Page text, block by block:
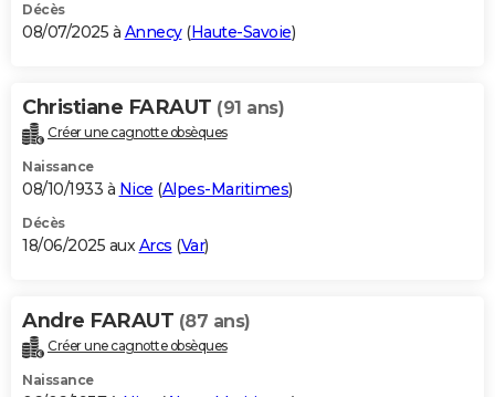
Décès
08/07/2025 à Annecy(Haute-Savoie)
Christiane FARAUT (91 ans)
Créer une cagnotte obsèques
Naissance
08/10/1933 à Nice (Alpes-Maritimes)
Décès
18/06/2025 auxArcs (Var)
Andre FARAUT (87 ans)
Créer une cagnotte obsèques
Naissance